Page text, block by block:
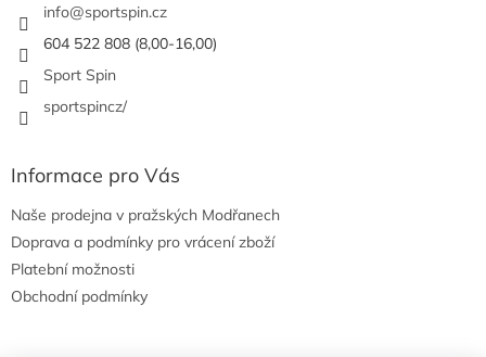
info@sportspin.cz
604 522 808 (8,00-16,00)
Sport Spin
sportspincz/
Informace pro Vás
Naše prodejna v pražských Modřanech
Doprava a podmínky pro vrácení zboží
Platební možnosti
Obchodní podmínky